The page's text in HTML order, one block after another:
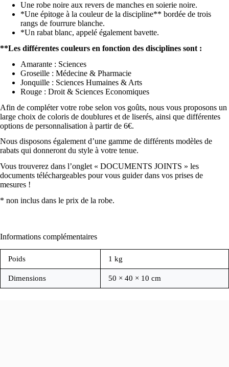
067 Canari
187 Lemon
Une robe noire aux revers de manches en soierie noire.
*Une épitoge à la couleur de la discipline** bordée de trois
rangs de fourrure blanche.
*Un rabat blanc, appelé également bavette.
**Les différentes couleurs en fonction des disciplines sont :
Amarante : Sciences
Groseille : Médecine & Pharmacie
Jonquille : Sciences Humaines & Arts
Rouge : Droit & Sciences Economiques
Afin de compléter votre robe selon vos goûts, nous vous proposons un
large choix de coloris de doublures et de liserés, ainsi que différentes
options de personnalisation à partir de 6€.
Nous disposons également d’une gamme de différents modèles de
rabats qui donneront du style à votre tenue.
Vous trouverez dans l’onglet « DOCUMENTS JOINTS » les
documents téléchargeables pour vous guider dans vos prises de
mesures !
* non inclus dans le prix de la robe.
Informations complémentaires
Poids 1 kg
Dimensions 50 × 40 × 10 cm